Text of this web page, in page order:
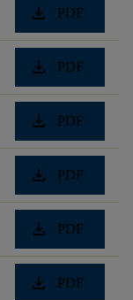
download PDF
download PDF
download PDF
download PDF
download PDF
download PDF